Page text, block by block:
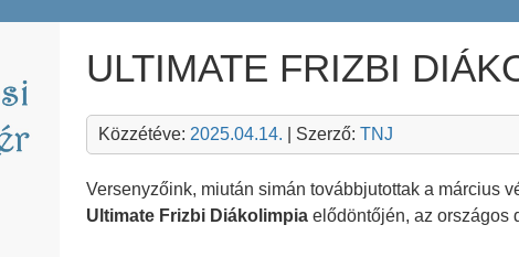
ULTIMATE FRIZBI
Közzétéve: 2025.04.14. | Szerző: TNJ
Versenyzőink, miután simán továbbjutottak a március
Ultimate Frizbi Diákolimpia elődöntőjén, az országos